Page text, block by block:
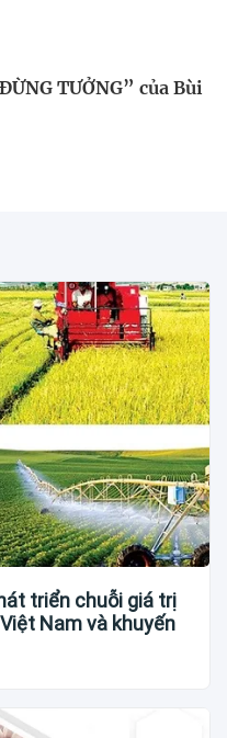
TƯỞNG” của Bùi
triển chuỗi giá trị
Nam và khuyến